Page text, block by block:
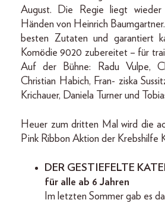
August. Die Regie liegt wieder
Händen von Heinrich
besten Zutaten und garantiert
Komödie 9020 zubereitet – für
Auf der Bühne: Radu Vulpe,
Christian Habich, Fran- ziska
Krichauer, Daniela Turner und
Heuer zum dritten Mal wird die
Pink Ribbon Aktion der Krebshilfe
DER GESTIEFELTE
für alle ab 6 Jahren
Im letzten Sommer gab es